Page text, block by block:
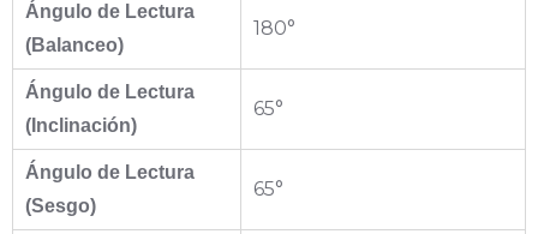
Ángulo de Lectura
(Balanceo)
180°
Ángulo de Lectura
(Inclinación)
65°
Ángulo de Lectura
(Sesgo)
65°